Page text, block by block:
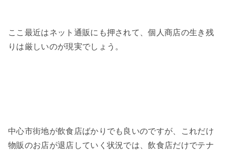
ここ最近はネット通販にも押されて、個人商店の生き残
りは厳しいのが現実でしょう。
中心市街地が飲食店ばかりでも良いのですが、これだけ
物販のお店が退店していく状況では、飲食店だけでテナ